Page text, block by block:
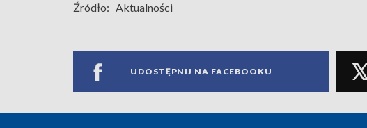
Źródło: Aktualności
UDOSTĘPNIJ NA FACEBOOKU